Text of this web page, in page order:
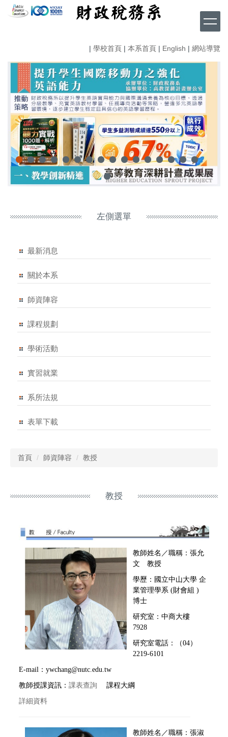
到
容
| 學校首頁 | 本系首頁 | English | 網站導覽
左側選單
最新消息
關於本系
師資陣容
課程規劃
學術活動
實習就業
系所法規
表單下載
首頁 師資陣容 教授
教授
教師姓名／職稱：張允
文 教授
學歷：國立中山大學 企
業管理學系 (財會組 )
博士
研究室：中商大樓
7928
研究室電話：（04）
2219-6101
E-mail：ywchang@nutc.edu.tw
教師授課資訊： 課表查詢 課程大綱
詳細資料
教師姓名／職稱：張淑